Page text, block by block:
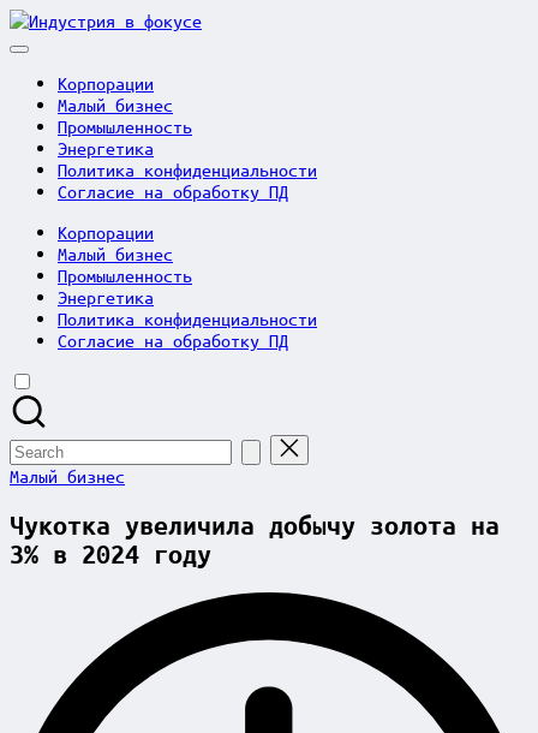
Skip
to
Индустрия
Корпорации
Малый бизнес
Промышленность
Энергетика
Политика конфиденциальности
Согласие на обработку ПД
Корпорации
Малый бизнес
Промышленность
Энергетика
Политика конфиденциальности
Согласие на обработку ПД
Search
for:
Posted
Малый бизнес
Чукотка увеличила добычу золота на
3% в 2024 году